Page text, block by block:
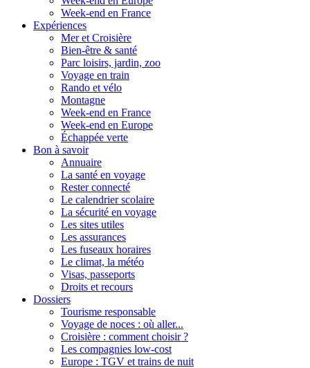
Week-end en France
Expériences
Mer et Croisière
Bien-être & santé
Parc loisirs, jardin, zoo
Voyage en train
Rando et vélo
Montagne
Week-end en France
Week-end en Europe
Échappée verte
Bon à savoir
Annuaire
La santé en voyage
Rester connecté
Le calendrier scolaire
La sécurité en voyage
Les sites utiles
Les assurances
Les fuseaux horaires
Le climat, la météo
Visas, passeports
Droits et recours
Dossiers
Tourisme responsable
Voyage de noces : où aller...
Croisière : comment choisir ?
Les compagnies low-cost
Europe : TGV et trains de nuit